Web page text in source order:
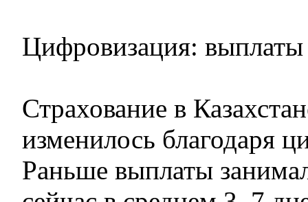
Цифровизация: выплаты
Страхование в
изменилось благодаря
Раньше выплаты